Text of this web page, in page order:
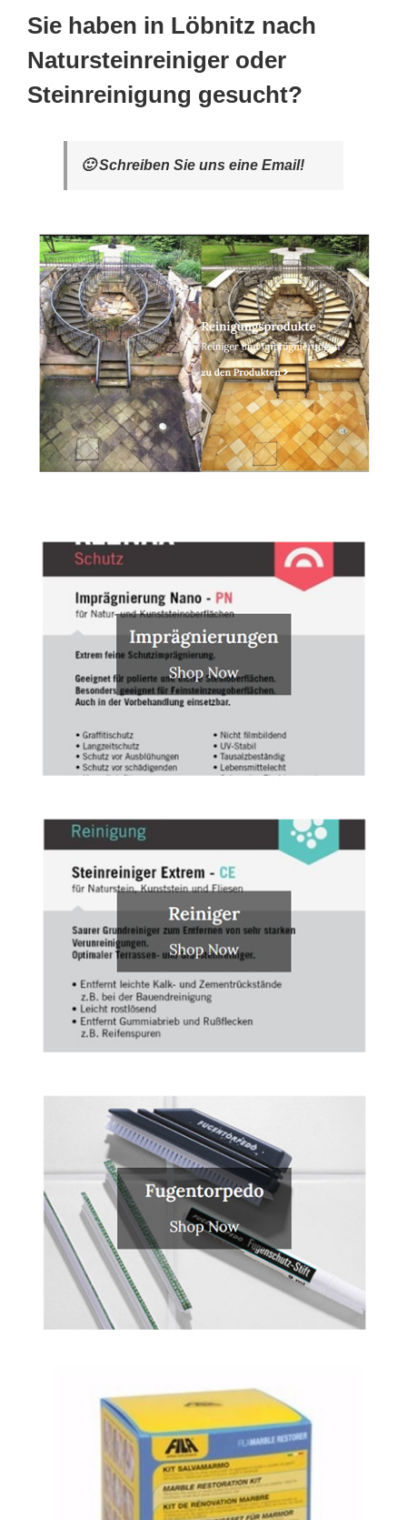
Sie haben in Löbnitz nach
Natursteinreiniger oder
Steinreinigung gesucht?
🙂 Schreiben Sie uns eine Email!